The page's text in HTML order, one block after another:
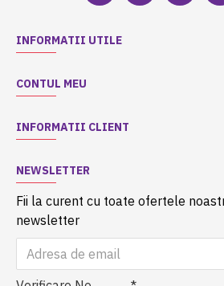
INFORMATII UTILE
CONTUL MEU
INFORMATII CLIENT
NEWSLETTER
Fii la curent cu toate ofertele
newsletter